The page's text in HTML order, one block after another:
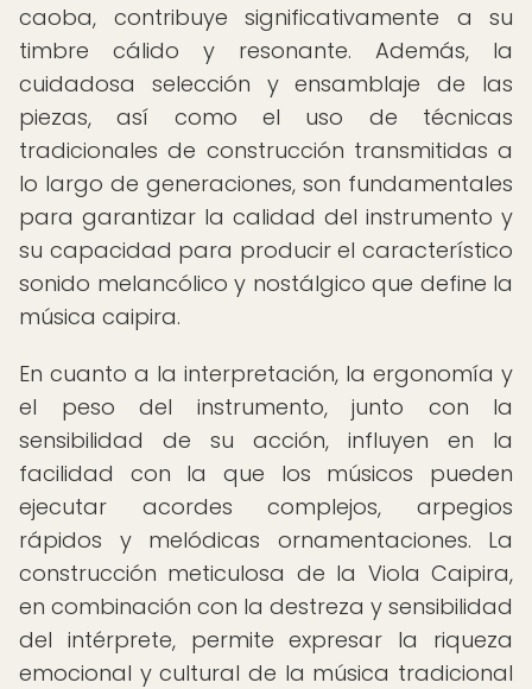
caoba, contribuye significativamente a su
timbre cálido y resonante. Además, la
cuidadosa selección y ensamblaje de las
piezas, así como el uso de técnicas
tradicionales de construcción transmitidas a
lo largo de generaciones, son fundamentales
para garantizar la calidad del instrumento y
su capacidad para producir el característico
sonido melancólico y nostálgico que define la
música caipira.
En cuanto a la interpretación, la ergonomía y
el peso del instrumento, junto con la
sensibilidad de su acción, influyen en la
facilidad con la que los músicos pueden
ejecutar acordes complejos, arpegios
rápidos y melódicas ornamentaciones. La
construcción meticulosa de la Viola Caipira,
en combinación con la destreza y sensibilidad
del intérprete, permite expresar la riqueza
emocional y cultural de la música tradicional